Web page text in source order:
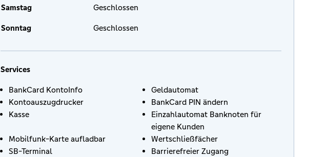
Samstag Geschlossen
Sonntag Geschlossen
Services
BankCard KontoInfo
Geldautomat
Kontoauszugdrucker
BankCard PIN ändern
Kasse
Einzahlautomat Banknoten für
eigene Kunden
Mobilfunk-Karte aufladbar
Wertschließfächer
SB-Terminal
Barrierefreier Zugang